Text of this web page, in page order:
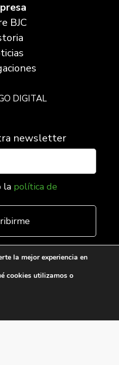
BJC
DIGITAL
newsletter
la política de
la mejor experiencia en
cookies utilizamos o